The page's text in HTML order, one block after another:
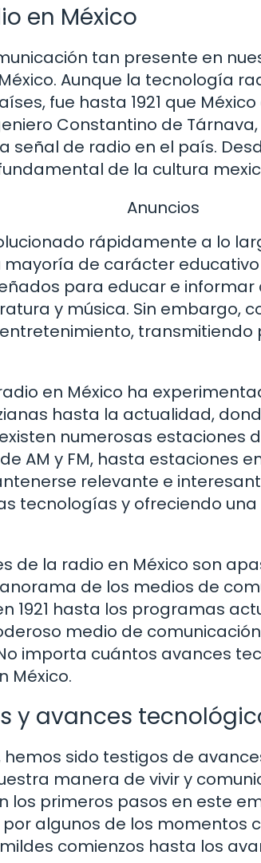
en México
tan presente en
Aunque la tecnología
fue hasta 1921 que
Constantino de
señal de radio en el país.
de la cultura
Anuncios
rápidamente a lo
de carácter
para educar e
y música. Sin embargo,
en México ha
hasta la actualidad,
numerosas estaciones
AM y FM, hasta estaciones
relevante e
tecnologías y ofreciendo
de la radio en México son
de los medios de
1921 hasta los programas
medio de
importa cuántos avances
México.
y avances
hemos sido testigos de
manera de vivir y
los primeros pasos en este
algunos de los momentos
comienzos hasta los